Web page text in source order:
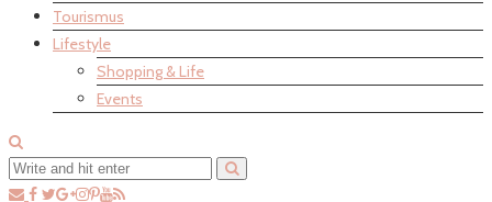
Tourismus
Lifestyle
Shopping & Life
Events